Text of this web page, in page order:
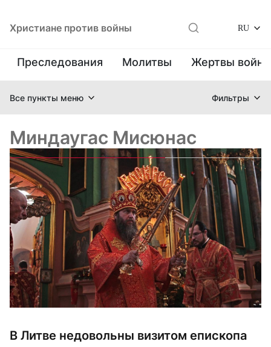
Христиане против войны RU
Преследования Молитвы Жертвы
Все пункты меню Фильтры
Миндаугас Мисюнас
В Литве недовольны визитом епископа